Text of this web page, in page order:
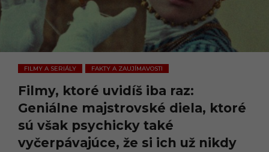
FILMY A SERIÁLY
,
FAKTY A ZAUJÍMAVOSTI
Filmy, ktoré uvidíš iba raz:
Geniálne majstrovské diela, ktoré
sú však psychicky také
vyčerpávajúce, že si ich už nikdy